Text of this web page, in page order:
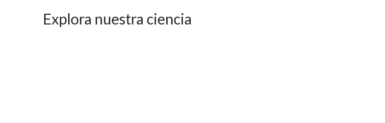
Explora nuestra ciencia